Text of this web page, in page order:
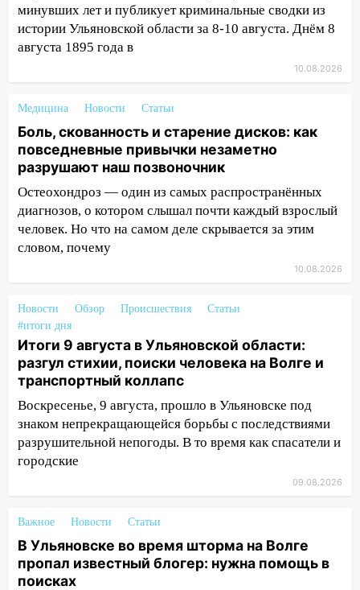
13:00 «Благоприятный период для
новых начинаний: гороскоп для всех
знаков зодиака на неделю с 10 по 16
Ульяновске образовалось «море»
12:57 В Ульяновской области ожидается
крупный град
12:11 Где есть бензин в Ульяновске 9
августа: список АЗС
11:55 Соцсети: светофор упал на
машину во время сильного ливня в
11:00
В Ульяновской области люди в
СНТ сидят без света
10:13 Прокуратура подвела итоги
недели в Ульяновской области
09:18 Из-за ливня заблокировано
движение трамваев в Ульяновске
09:15 Ураган, изнасилование ребенка,
автоподставы и атака беспилотников:
08:20
В Ульяновске восстановили
трамвайную и троллейбусную
инфраструктуру после шторма
минувших лет и публикует криминальные сводки из
истории Ульяновской области за 8-10 августа. Днём 8
августа 1895 года в
10.08.2026
Медицина Новости Статьи
Боль, скованность и старение дисков: как
повседневные привычки незаметно
разрушают наш позвоночник
Остеохондроз — один из самых распространённых
диагнозов, о котором слышал почти каждый взрослый
человек. Но что на самом деле скрывается за этим
словом, почему
10.08.2026
Новости Обзор Происшествия
Статьи
#итоги дня
Итоги 9 августа в Ульяновской области:
разгул стихии, поиски человека на Волге и
транспортный коллапс
Воскресенье, 9 августа, прошло в Ульяновске под
знаком непрекращающейся борьбы с последствиями
разрушительной непогоды. В то время как спасатели и
городские
09.08.2026
Важное Новости Статьи
В Ульяновске во время шторма на Волге
пропал известный блогер: нужна помощь в
поисках